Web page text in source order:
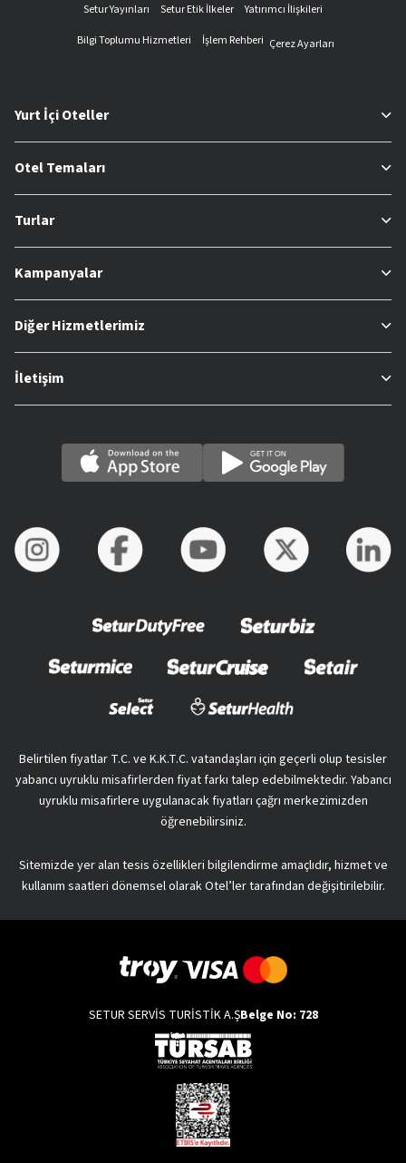
Setur Yayınları
Setur Etik İlkeler
Yatırımcı İlişkileri
Bilgi Toplumu Hizmetleri
İşlem Rehberi Çerez Ayarları
Yurt İçi Oteller
Otel Temaları
Turlar
Kampanyalar
Diğer Hizmetlerimiz
İletişim
Belirtilen fiyatlar T.C. ve K.K.T.C. vatandaşları için geçerli olup tesisler
yabancı uyruklu misafirlerden fiyat farkı talep edebilmektedir. Yabancı
uyruklu misafirlere uygulanacak fiyatları çağrı merkezimizden
öğrenebilirsiniz.
Sitemizde yer alan tesis özellikleri bilgilendirme amaçlıdır, hizmet ve
kullanım saatleri dönemsel olarak Otel’ler tarafından değişitirilebilir.
SETUR SERVİS TURİSTİK A.ŞBelge No: 728